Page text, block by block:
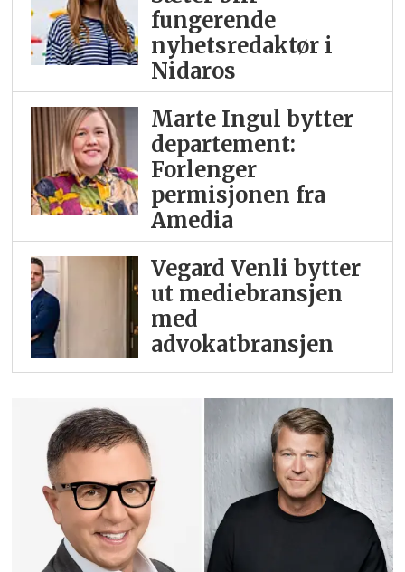
fungerende
nyhetsredaktør i
Nidaros
Marte Ingul bytter
departement:
Forlenger
permisjonen fra
Amedia
Vegard Venli bytter
ut mediebransjen
med
advokatbransjen